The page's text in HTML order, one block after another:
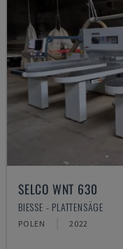
SELCO WNT 630
BIESSE - PLATTENSÄGE
POLEN 2022